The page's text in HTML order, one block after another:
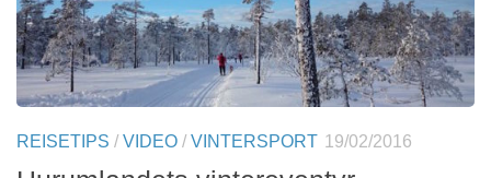
REISETIPS / VIDEO / VINTERSPORT 19/02/2016